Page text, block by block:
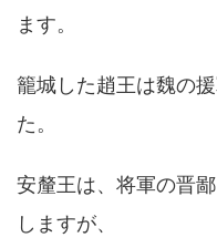
ます。
籠城した趙王は魏の
た。
安釐王は、将軍の晋
しますが、